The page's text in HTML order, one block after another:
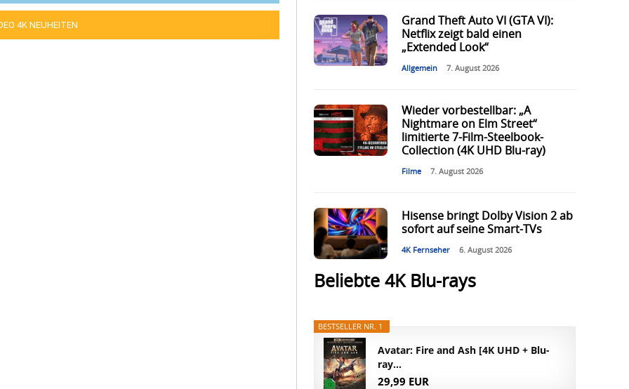
4K NEUHEITEN
Grand Theft Auto VI (GTA VI):
Netflix zeigt bald einen
„Extended Look“
Allgemein 7. August 2026
Wieder vorbestellbar: „A
Nightmare on Elm Street“
limitierte 7-Film-Steelbook-
Collection (4K UHD Blu-ray)
Filme 7. August 2026
Hisense bringt Dolby Vision 2 ab
sofort auf seine Smart-TVs
4K Fernseher 6. August 2026
Beliebte 4K Blu-rays
BESTSELLER NR. 1
Avatar: Fire and Ash [4K UHD + Blu-
ray...
29,99 EUR